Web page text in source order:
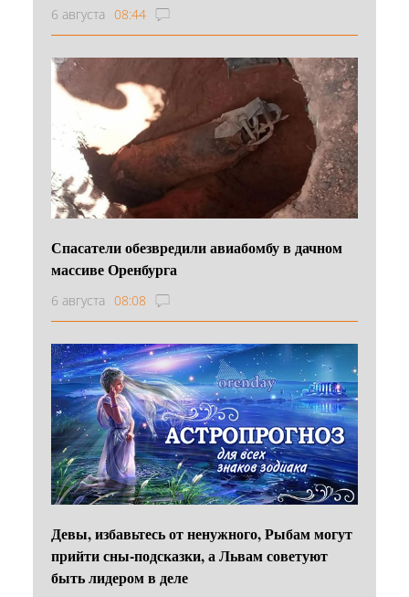
6 августа 08:44
Спасатели обезвредили авиабомбу в дачном
массиве Оренбурга
6 августа 08:08
Девы, избавьтесь от ненужного, Рыбам могут
прийти сны-подсказки, а Львам советуют
быть лидером в деле